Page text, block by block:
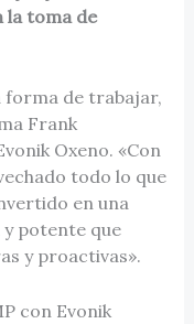
la toma de
forma de trabajar,
Frank
Oxeno. «Con
todo lo que
en una
potente que
y proactivas».
con Evonik